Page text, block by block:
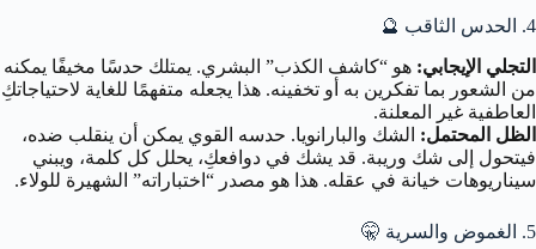
4. الحدس الثاقب 🔮
التجلي الإيجابي: هو “كاشف الكذب” البشري. يمتلك حدسًا مخيفًا يمكنه
من الشعور بما تفكرين به أو تخفينه. هذا يجعله متفهمًا للغاية لاحتياجاتكِ
العاطفية غير المعلنة.
الظل المحتمل: الشك والبارانويا. حدسه القوي يمكن أن ينقلب ضده،
فيتحول إلى شك وريبة. قد يشك في دوافعكِ، يحلل كل كلمة، ويبني
سيناريوهات خيانة في عقله. هذا هو مصدر “اختباراته” الشهيرة للولاء.
5. الغموض والسرية 🤫